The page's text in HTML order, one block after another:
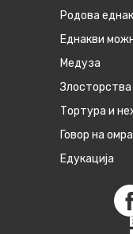
Родова
Eднакви
Медуза
Тортура и
Говор на
Едукација